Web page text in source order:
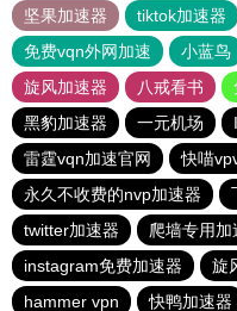
坚果加速器
tiktok加速器
免费vqn外网加速
小蓝鸟
旋风加速器
八戒看书
黑豹加速器
一元机场
雷霆vqn加速官网
快喵
永久不收费的nvp加速器
twitter加速器
爬墙专用加
instagram免费加速器
旋
hammer vpn
快鸭加速器